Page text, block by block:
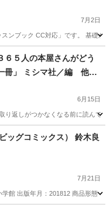
7月2日
ンブック CC対応」です。 基礎
５人の本屋さんがどう
冊」 ミシマ社／編 他全
6月15日
り返しがつかなくなる前に読ん
ひろゆき
ッグコミックス） 鈴木良
7月21日
館 出版年月：201812 商品形態